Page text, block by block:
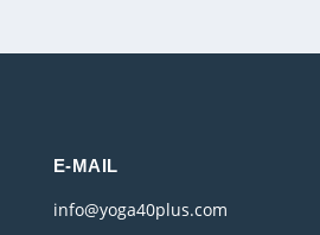
E-MAIL
info@yoga40plus.com